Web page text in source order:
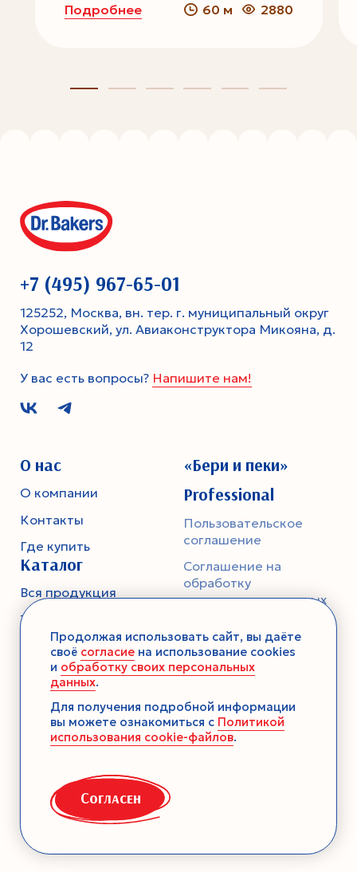
Подробнее 60 м 2880
+7 (495) 967-65-01
125252, Москва, вн. тер. г. муниципальный округ
Хорошевский, ул. Авиаконструктора Микояна, д.
12
У вас есть вопросы? Напишите нам!
О нас
О компании
Контакты
Где купить
Каталог
Вся продукция
Тесто
Смеси-помощники
Ароматика
Десерты без выпечки
Консервация
Семена
«Бери и пеки»
Professional
Пользовательское
соглашение
Соглашение на
обработку
персональных данных
конфиденциальности
Продолжая использовать сайт, вы даёте
своё согласие на использование cookies
и обработку своих персональных
данных.
Для получения подробной информации
вы можете ознакомиться с Политикой
использования cookie-файлов.
Согласен